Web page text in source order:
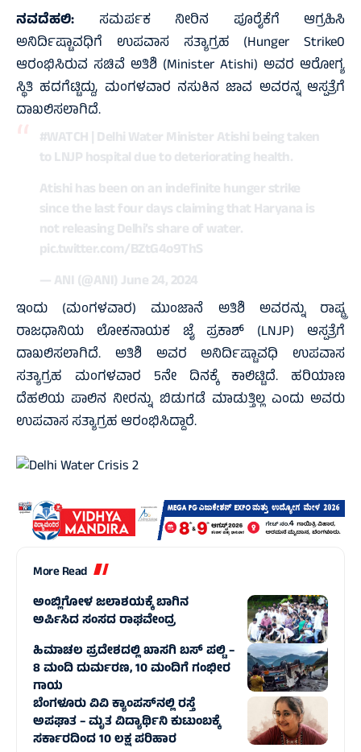
ನವದೆಹಲಿ: ಸಮರ್ಪಕ ನೀರಿನ ಪೂರೈಕೆಗೆ ಆಗ್ರಹಿಸಿ
ಅನಿರ್ದಿಷ್ಟಾವಧಿಗೆ ಉಪವಾಸ ಸತ್ಯಾಗ್ರಹ (Hunger Strike0
ಆರಂಭಿಸಿರುವ ಸಚಿವೆ ಅತಿಶಿ (Minister Atishi) ಅವರ ಆರೋಗ್ಯ
ಸ್ಥಿತಿ ಹದಗೆಟ್ಟಿದ್ದು, ಮಂಗಳವಾರ ನಸುಕಿನ ಜಾವ ಅವರನ್ನ ಆಸ್ಪತ್ರೆಗೆ
ದಾಖಲಿಸಲಾಗಿದೆ.
#WATCH | Delhi Water Minister Atishi being taken
to LNJP hospital due to deteriorating health.
Atishi has been on an indefinite hunger strike
since the last four days claiming that Haryana is
not releasing Delhi’s share of water.
pic.twitter.com/BZtG4o9ThS
— ANI (@ANI) June 24, 2024
ಇಂದು (ಮಂಗಳವಾರ) ಮುಂಜಾನೆ ಅತಿಶಿ ಅವರನ್ನು ರಾಷ್ಟ್ರ
ರಾಜಧಾನಿಯ ಲೋಕನಾಯಕ ಜೈ ಪ್ರಕಾಶ್ (LNJP) ಆಸ್ಪತ್ರೆಗೆ
ದಾಖಲಿಸಲಾಗಿದೆ. ಅತಿಶಿ ಅವರ ಅನಿರ್ದಿಷ್ಟಾವಧಿ ಉಪವಾಸ
ಸತ್ಯಾಗ್ರಹ ಮಂಗಳವಾರ 5ನೇ ದಿನಕ್ಕೆ ಕಾಲಿಟ್ಟಿದೆ. ಹರಿಯಾಣ
ದೆಹಲಿಯ ಪಾಲಿನ ನೀರನ್ನು ಬಿಡುಗಡೆ ಮಾಡುತ್ತಿಲ್ಲ ಎಂದು ಅವರು
ಉಪವಾಸ ಸತ್ಯಾಗ್ರಹ ಆರಂಭಿಸಿದ್ದಾರೆ.
More Read
ಅಂಬ್ಲಿಗೋಳ ಜಲಾಶಯಕ್ಕೆ ಬಾಗಿನ
ಅರ್ಪಿಸಿದ ಸಂಸದ ರಾಘವೇಂದ್ರ
ಹಿಮಾಚಲ ಪ್ರದೇಶದಲ್ಲಿ ಖಾಸಗಿ ಬಸ್‌ ಪಲ್ಟಿ –
8 ಮಂದಿ ದುರ್ಮರಣ, 10 ಮಂದಿಗೆ ಗಂಭೀರ
ಗಾಯ
ಬೆಂಗಳೂರು ವಿವಿ ಕ್ಯಾಂಪಸ್‌ನಲ್ಲಿ ರಸ್ತೆ
ಅಪಘಾತ – ಮೃತ ವಿದ್ಯಾರ್ಥಿನಿ ಕುಟುಂಬಕ್ಕೆ
ಸರ್ಕಾರದಿಂದ 10 ಲಕ್ಷ ಪರಿಹಾರ